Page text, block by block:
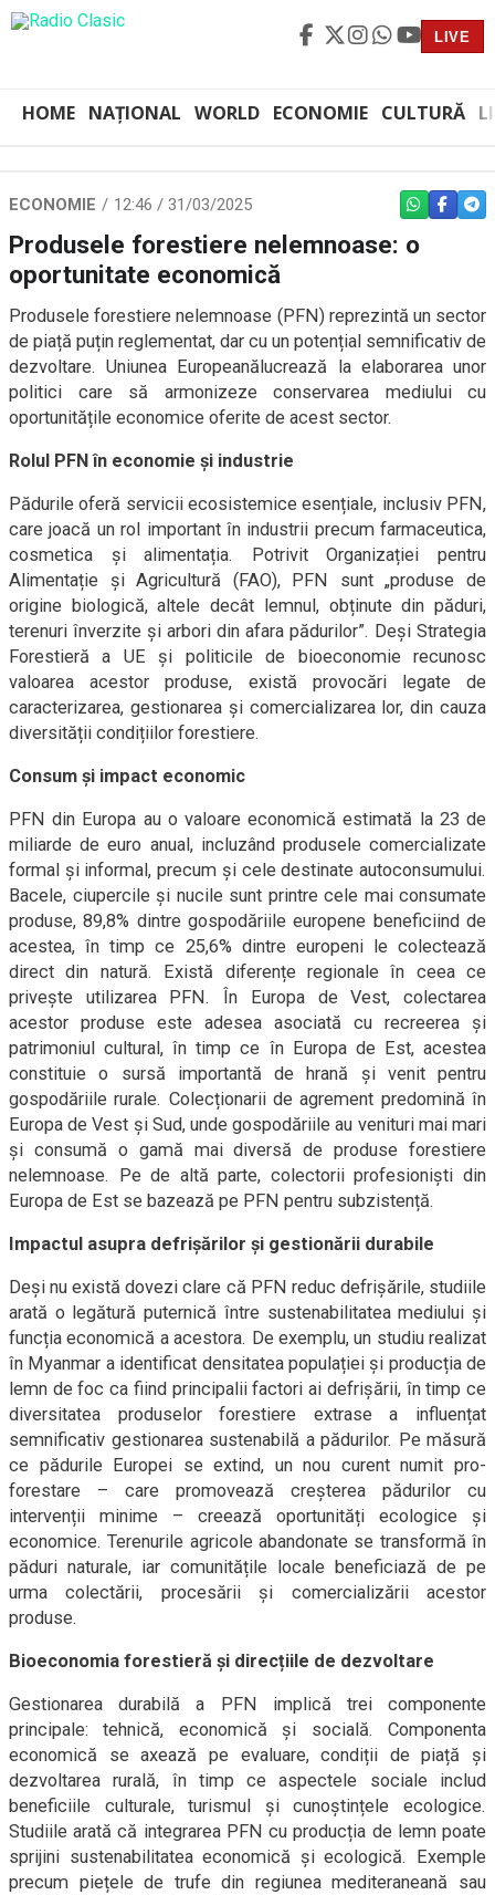
LIVE
HOME NAȚIONAL WORLD ECONOMIE CULTURĂ
ECONOMIE 12:46 / 31/03/2025 WHATSAPP
Produsele forestiere nelemnoase: o
oportunitate economică
Produsele forestiere nelemnoase (PFN) reprezintă un sector
de piață puțin reglementat, dar cu un potențial semnificativ de
dezvoltare. Uniunea Europeanălucrează la elaborarea unor
politici care să armonizeze conservarea mediului cu
oportunitățile economice oferite de acest sector.
Rolul PFN în economie și industrie
Pădurile oferă servicii ecosistemice esențiale, inclusiv PFN,
care joacă un rol important în industrii precum farmaceutica,
cosmetica și alimentația. Potrivit Organizației pentru
Alimentație și Agricultură (FAO), PFN sunt „produse de
origine biologică, altele decât lemnul, obținute din păduri,
terenuri înverzite și arbori din afara pădurilor”. Deși Strategia
Forestieră a UE și politicile de bioeconomie recunosc
valoarea acestor produse, există provocări legate de
caracterizarea, gestionarea și comercializarea lor, din cauza
diversității condițiilor forestiere.
Consum și impact economic
PFN din Europa au o valoare economică estimată la 23 de
miliarde de euro anual, incluzând produsele comercializate
formal și informal, precum și cele destinate autoconsumului.
Bacele, ciupercile și nucile sunt printre cele mai consumate
produse, 89,8% dintre gospodăriile europene beneficiind de
acestea, în timp ce 25,6% dintre europeni le colectează
direct din natură. Există diferențe regionale în ceea ce
privește utilizarea PFN. În Europa de Vest, colectarea
acestor produse este adesea asociată cu recreerea și
patrimoniul cultural, în timp ce în Europa de Est, acestea
constituie o sursă importantă de hrană și venit pentru
gospodăriile rurale. Colecționarii de agrement predomină în
Europa de Vest și Sud, unde gospodăriile au venituri mai mari
și consumă o gamă mai diversă de produse forestiere
nelemnoase. Pe de altă parte, colectorii profesioniști din
Europa de Est se bazează pe PFN pentru subzistență.
Impactul asupra defrișărilor și gestionării durabile
Deși nu există dovezi clare că PFN reduc defrișările, studiile
arată o legătură puternică între sustenabilitatea mediului și
funcția economică a acestora. De exemplu, un studiu realizat
în Myanmar a identificat densitatea populației și producția de
lemn de foc ca fiind principalii factori ai defrișării, în timp ce
diversitatea produselor forestiere extrase a influențat
semnificativ gestionarea sustenabilă a pădurilor. Pe măsură
ce pădurile Europei se extind, un nou curent numit pro-
forestare – care promovează creșterea pădurilor cu
intervenții minime – creează oportunități ecologice și
economice. Terenurile agricole abandonate se transformă în
păduri naturale, iar comunitățile locale beneficiază de pe
urma colectării, procesării și comercializării acestor
produse.
Bioeconomia forestieră și direcțiile de dezvoltare
Gestionarea durabilă a PFN implică trei componente
principale: tehnică, economică și socială. Componenta
economică se axează pe evaluare, condiții de piață și
dezvoltarea rurală, în timp ce aspectele sociale includ
beneficiile culturale, turismul și cunoștințele ecologice.
Studiile arată că integrarea PFN cu producția de lemn poate
sprijini sustenabilitatea economică și ecologică. Exemple
precum piețele de trufe din regiunea mediteraneană sau